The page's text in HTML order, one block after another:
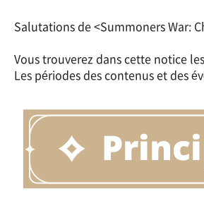
Salutations de <Summoners War:
Vous trouverez dans cette notice
Les périodes des contenus et des